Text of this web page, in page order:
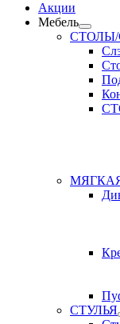
Акции
Мебель
СТУЛЬЯ